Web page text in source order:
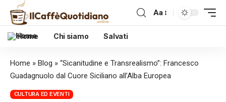
Aa
Home Chi siamo Salvati
Home » Blog » “Sicanitudine e Transrealismo”: Francesco
Guadagnuolo dal Cuore Siciliano all’Alba Europea
CULTURA ED EVENTI